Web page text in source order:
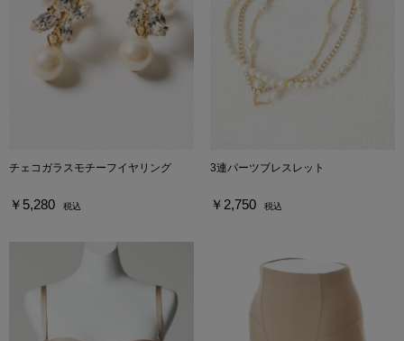
チェコガラスモチーフイヤリング
￥5,280 税込
3連パーツブレスレット
￥2,750 税込